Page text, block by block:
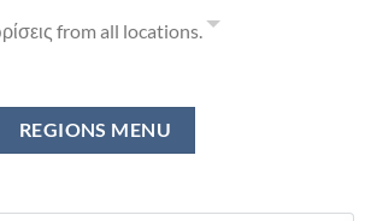
from all locations.